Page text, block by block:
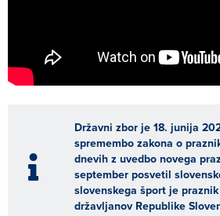
Državni zbor je 18. junija
spremembo zakona o
dnevih z uvedbo novega
september posvetil
slovenskega šport je
državljanov Republike